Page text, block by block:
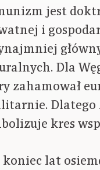
jest
i
Dla
zahamował
Dlatego
kres
koniec lat